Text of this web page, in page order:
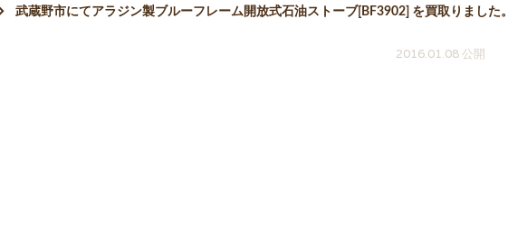
武蔵野市にてアラジン製ブルーフレーム開放式石油ストーブ[BF3902] を買取りました。
2016.01.08 公開